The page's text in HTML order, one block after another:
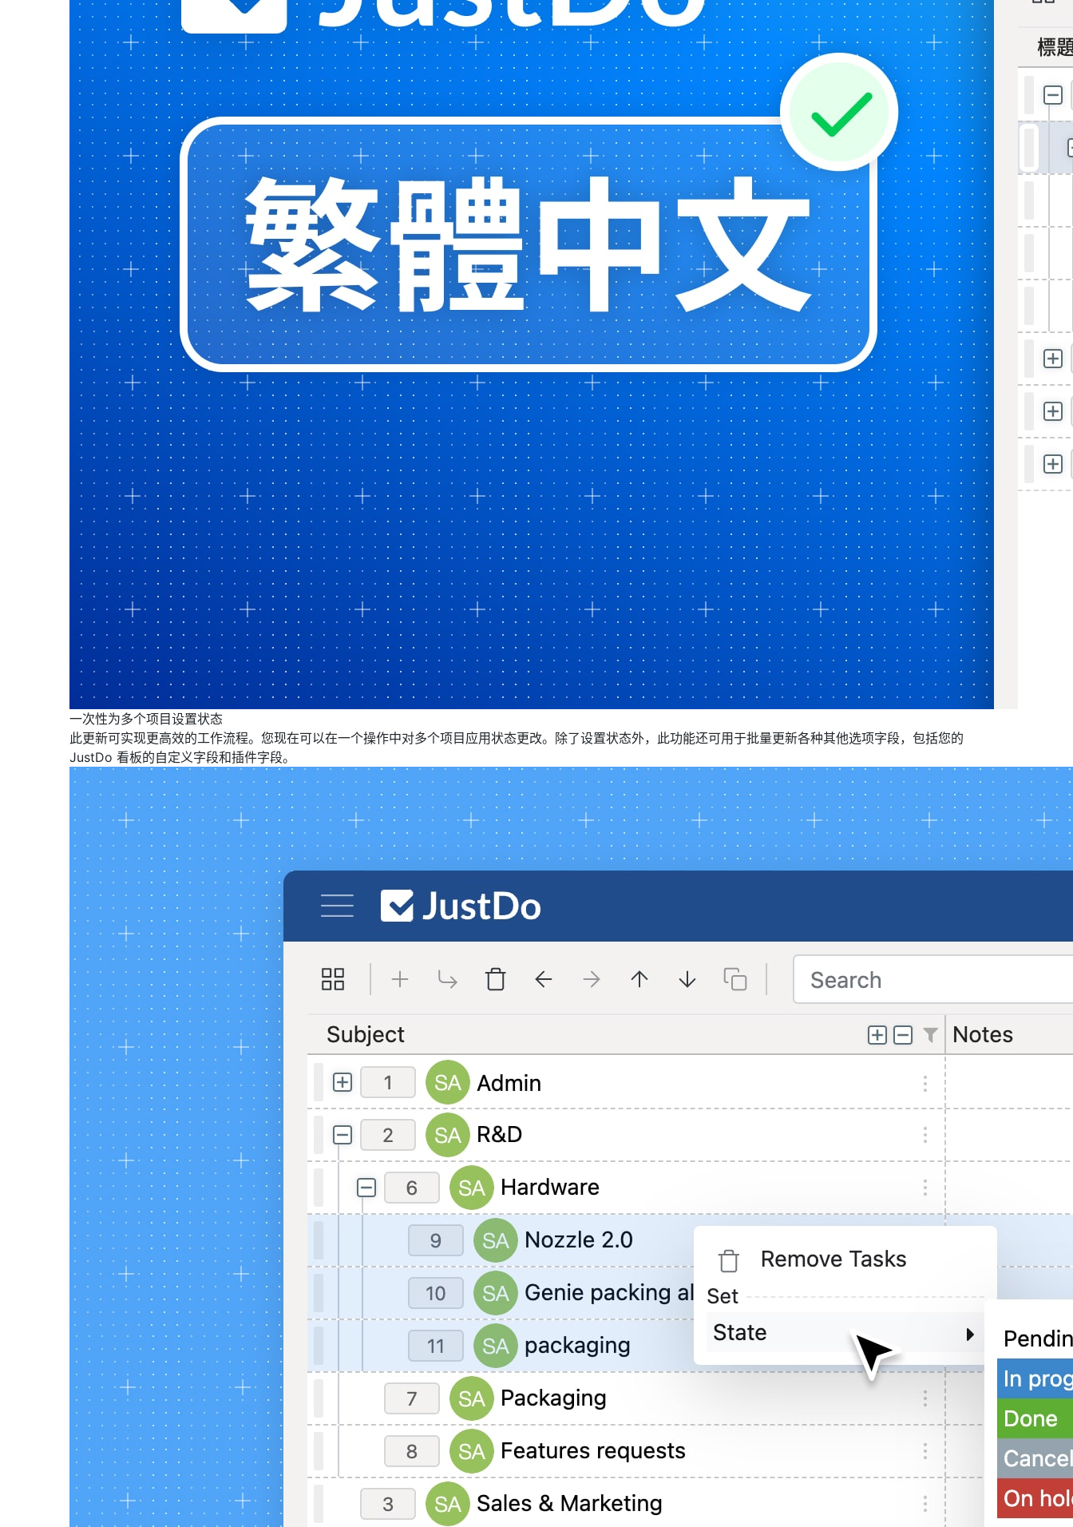
一次性为多个项目设置状态
此更新可实现更高效的工作流程。您现在可以在一个操作中对多个项目应用状态更改。除了设置状态外，此功能还可用于批量更新各种其他选项字段，包括您的
JustDo 看板的自定义字段和插件字段。